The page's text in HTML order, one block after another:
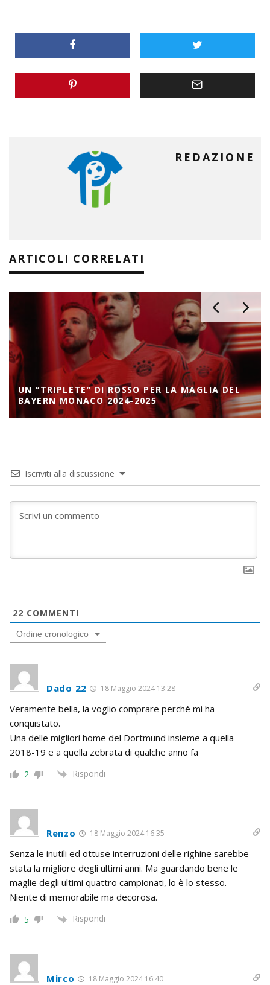
REDAZIONE
ARTICOLI CORRELATI
UN “TRIPLETE” DI ROSSO PER LA MAGLIA DEL
BAYERN MONACO 2024-2025
Iscriviti alla discussione
22 COMMENTI
Ordine cronologico
Dado 22 18 Maggio 2024 13:28
Veramente bella, la voglio comprare perché mi ha
conquistato.
Una delle migliori home del Dortmund insieme a quella
2018-19 e a quella zebrata di qualche anno fa
2 Rispondi
Renzo 18 Maggio 2024 16:35
Senza le inutili ed ottuse interruzioni delle righine sarebbe
stata la migliore degli ultimi anni. Ma guardando bene le
maglie degli ultimi quattro campionati, lo è lo stesso.
Niente di memorabile ma decorosa.
5 Rispondi
Mirco 18 Maggio 2024 16:40